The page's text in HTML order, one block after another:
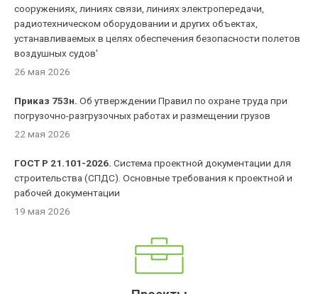
сооружениях, линиях связи, линиях электропередачи,
радиотехническом оборудовании и других объектах,
устанавливаемых в целях обеспечения безопасности полетов
воздушных судов'
26 мая 2026
Приказ 753н. Об утверждении Правил по охране труда при
погрузочно-разгрузочных работах и размещении грузов
22 мая 2026
ГОСТ Р 21.101-2026. Система проектной документации для
строительства (СПДС). Основные требования к проектной и
рабочей документации
19 мая 2026